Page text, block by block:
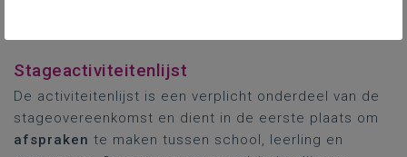
Stageactiviteitenlijst
De activiteitenlijst is een verplicht onderdeel van de
stageovereenkomst en dient in de eerste plaats om
afspraken te maken tussen school, leerling en